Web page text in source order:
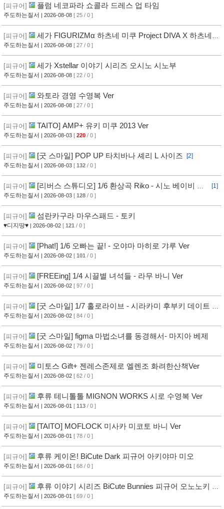
[피규어] 플럼 네코파라 쇼콜라 드레스 업 타임
주도하는질서 | 2026-08-08 [ 25 / 0 ]
[피규어]
세가 FIGURIZMα 하츠네 미쿠 Project DIVA X 하츠네
미쿠 DE MONSTAR T R
주도하는질서 | 2026-08-08 [ 27 / 0 ]
[피규어] 세가 Xstellar 이야기 시리즈 오시노 시노부
주도하는질서 | 2026-08-08 [ 22 / 0 ]
[피규어] 와토라 경영 수영복 Ver
주도하는질서 | 2026-08-08 [ 27 / 0 ]
[피규어] TAITO] AMP+ 유키 미쿠 2013 Ver
주도하는질서 | 2026-08-03 [ 220 / 0 ]
[피규어] [굿 스마일] POP UP 타치바나 셰리 L 사이즈 [2]
주도하는질서 | 2026-08-03 [ 132 / 0 ]
[피규어]
[리버스 스튜디오] 1/6 환상곡 Riko - 시노 베이비 보
틀 Ver
[1]
주도하는질서 | 2026-08-03 [ 128 / 0 ]
[피규어] 섬란카구라 마우스패드 - 토키
♥디지땅♥ | 2026-08-02 [ 121 / 0 ]
[피규어] [Phat!] 1/6 오빠는 끝! - 오야마 마히로 갸루 Ver
주도하는질서 | 2026-08-02 [ 101 / 0 ]
[피규어] [FREEing] 1/4 시끌별 녀석들 - 라무 바니 Ver
주도하는질서 | 2026-08-02 [ 97 / 0 ]
[피규어]
[굿 스마일] 1/7 홀로라이브 - 시라카미 후부키 데이트 스
타일 사복 의상
주도하는질서 | 2026-08-02 [ 84 / 0 ]
[피규어] [굿 스마일] figma 마법소녀를 동경해서- 마지아 베제
주도하는질서 | 2026-08-02 [ 79 / 0 ]
[피규어] 미토스 Gift+ 젠레스존제로 엘렌조 화려한산책Ver
주도하는질서 | 2026-08-02 [ 62 / 0 ]
[피규어] 후류 테니톨톨 MIGNON WORKS 시로 수영복 Ver
주도하는질서 | 2026-08-01 [ 113 / 0 ]
[피규어] [TAITO] MOFLOCK 미사카 미코토 바니 Ver
주도하는질서 | 2026-08-01 [ 78 / 0 ]
[피규어] 후류 케이온! BiCute Dark 피규어 아키야마 미오
주도하는질서 | 2026-08-01 [ 68 / 0 ]
[피규어]
후류 이야기 시리즈 BiCute Bunnies 피규어 오노노키 요
츠기
주도하는질서 | 2026-08-01 [ 69 / 0 ]